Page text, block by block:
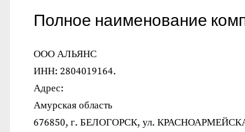
Полное наименование
ООО АЛЬЯНС
ИНН: 2804019164.
Адрес:
Амурская область
676850, г. БЕЛОГОРСК, ул.